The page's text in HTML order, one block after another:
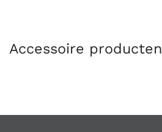
Accessoire producten